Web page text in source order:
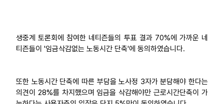
생중계 토론회에 참여한 네티즌들의 투표 결과 70%에 가까운 네
티즌들이 '임금삭감없는 노동시간 단축'에 동의하였습니다.
또한 노동시간 단축에 따른 부담을 노사정 3자가 분담해야 한다는
의견이 28%를 차지했으며 임금을 삭감해야만 근로시간단축이 가